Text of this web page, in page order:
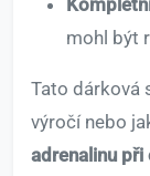
mohl být
Tato dárková
výročí nebo
adrenalinu při